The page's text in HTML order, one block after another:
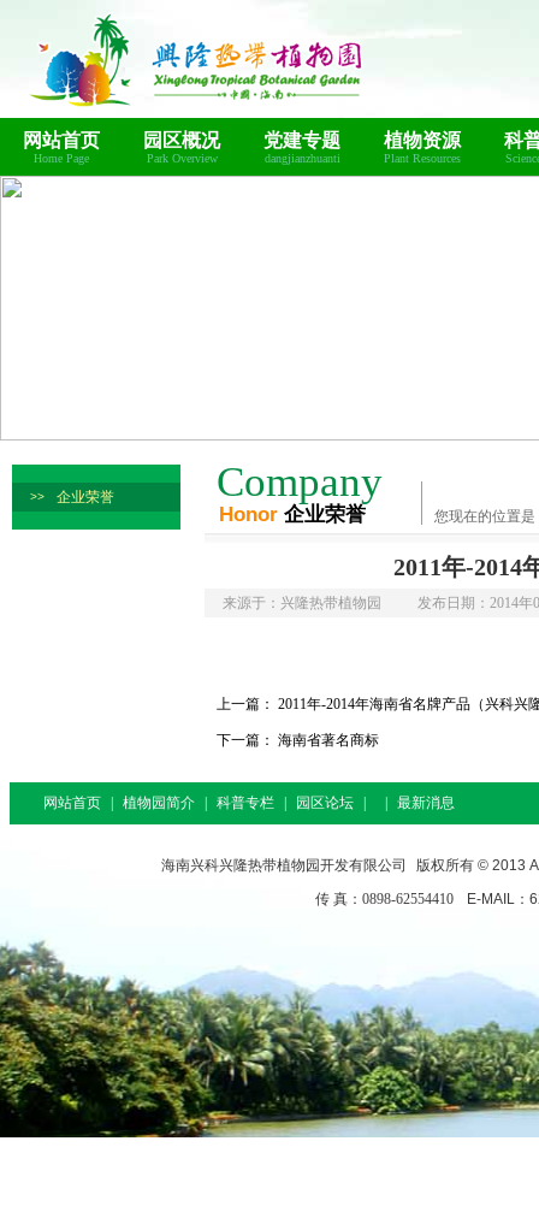
网站首页
Home Page
园区概况
Park Overview
党建专题
dangjianzhuanti
植物资源
Plant Resources
科
>> 企业荣誉 Company
Honor 企业荣誉 您现在的位置是
2011年-2014
来源于：兴隆热带植物园 发布日期：2014年
上一篇： 2011年-2014年海南省名牌产品（兴科兴
下一篇： 海南省著名商标
网站首页 植物园简介 科普专栏 园区论坛 最新消息
海南兴科兴隆热带植物园开发有限公司
版权所有 © 2013
传 真：0898-62554410
E-MAIL：